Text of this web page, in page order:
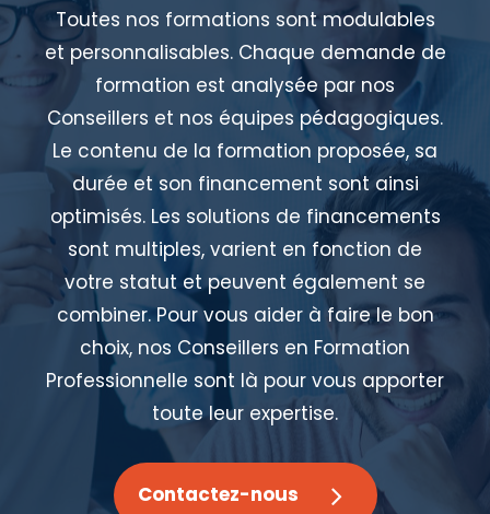
Toutes nos formations sont modulables
et personnalisables. Chaque demande de
formation est analysée par nos
Conseillers et nos équipes pédagogiques.
Le contenu de la formation proposée, sa
durée et son financement sont ainsi
optimisés. Les solutions de financements
sont multiples, varient en fonction de
votre statut et peuvent également se
combiner. Pour vous aider à faire le bon
choix, nos Conseillers en Formation
Professionnelle sont là pour vous apporter
toute leur expertise.
Contactez-nous